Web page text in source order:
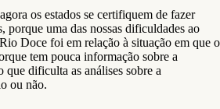
os estados se certifiquem de fazer
porque uma das nossas dificuldades ao
Doce foi em relação à situação em que o
tem pouca informação sobre a
dificulta as análises sobre a
ou não.